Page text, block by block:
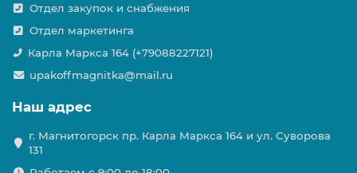
Отдел закупок и снабжения
Отдел маркетинга
Карла Маркса 164 (+79088227121)
upakoffmagnitka@mail.ru
Наш адрес
г. Магнитогорск пр. Карла Маркса 164 и ул. Суворова
131